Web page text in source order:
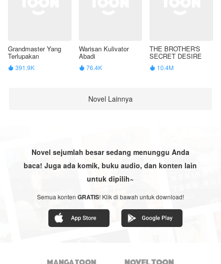
Grandmaster Yang
Terlupakan
 391.9K
Warisan Kulivator
Abadi
 76.4K
THE BROTHER'S
SECRET DESIRE
 10.4M
Novel Lainnya
Novel sejumlah besar sedang menunggu Anda
baca! Juga ada komik, buku audio, dan konten lain
untuk dipilih~
Semua konten GRATIS! Klik di bawah untuk download!